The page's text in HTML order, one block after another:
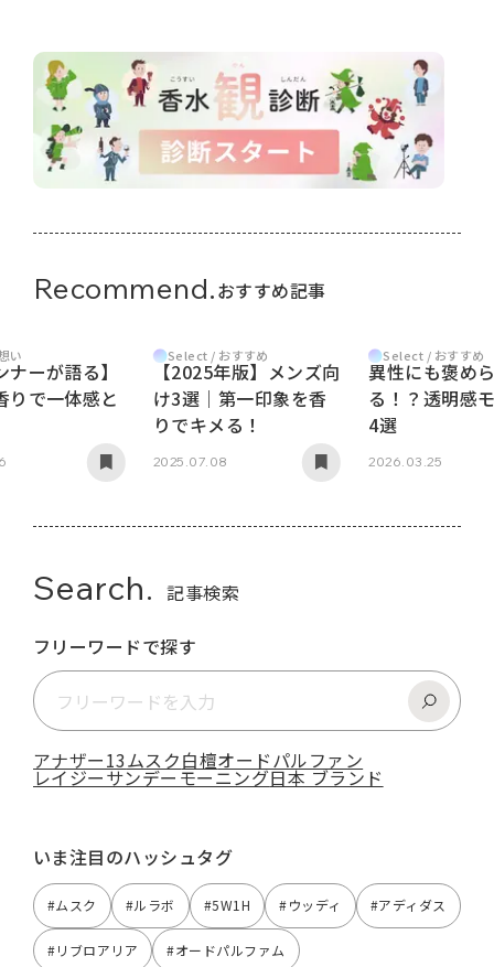
Recommend.おすすめ記事
い
ーが語る】
で一体感と
Select / おすすめ
【2025年版】メンズ向
け3選｜第一印象を香
りでキメる！
2025.07.08
Select / おすすめ
異性にも褒め
る！？透明感
4選
2026.03.25
Search. 記事検索
フリーワードで探す
アナザー13ムスク白檀オードパルファン
レイジーサンデーモーニング日本 ブランド
いま注目のハッシュタグ
#ムスク #ルラボ #5W1H #ウッディ #アディダス
#リブロアリア #オードパルファム